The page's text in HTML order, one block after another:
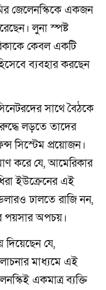
জেলেনস্কিকে একজন
লুনা স্পষ্ট
কেবল একটি
ব্যবহার করছেন
সাথে বৈঠকে
লড়তে তাদের
সিস্টেম প্রয়োজন।
করে যে, আমেরিকার
ইউক্রেনের এই
ঢালতে রাজি নন,
পয়সার অপচয়।
যে,
মাধ্যমে এই
একমাত্র ব্যক্তি